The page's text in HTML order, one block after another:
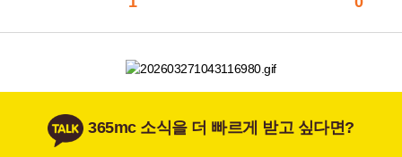
365mc 소식을 더 빠르게 받고 싶다면?